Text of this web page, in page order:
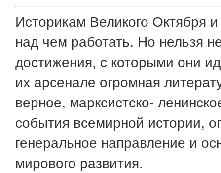
Историкам Великого Октября
над чем работать. Но нельзя
достижения, с которыми они
их арсенале огромная
верное, марксистско-
события всемирной истории,
генеральное направление и
мирового развития.